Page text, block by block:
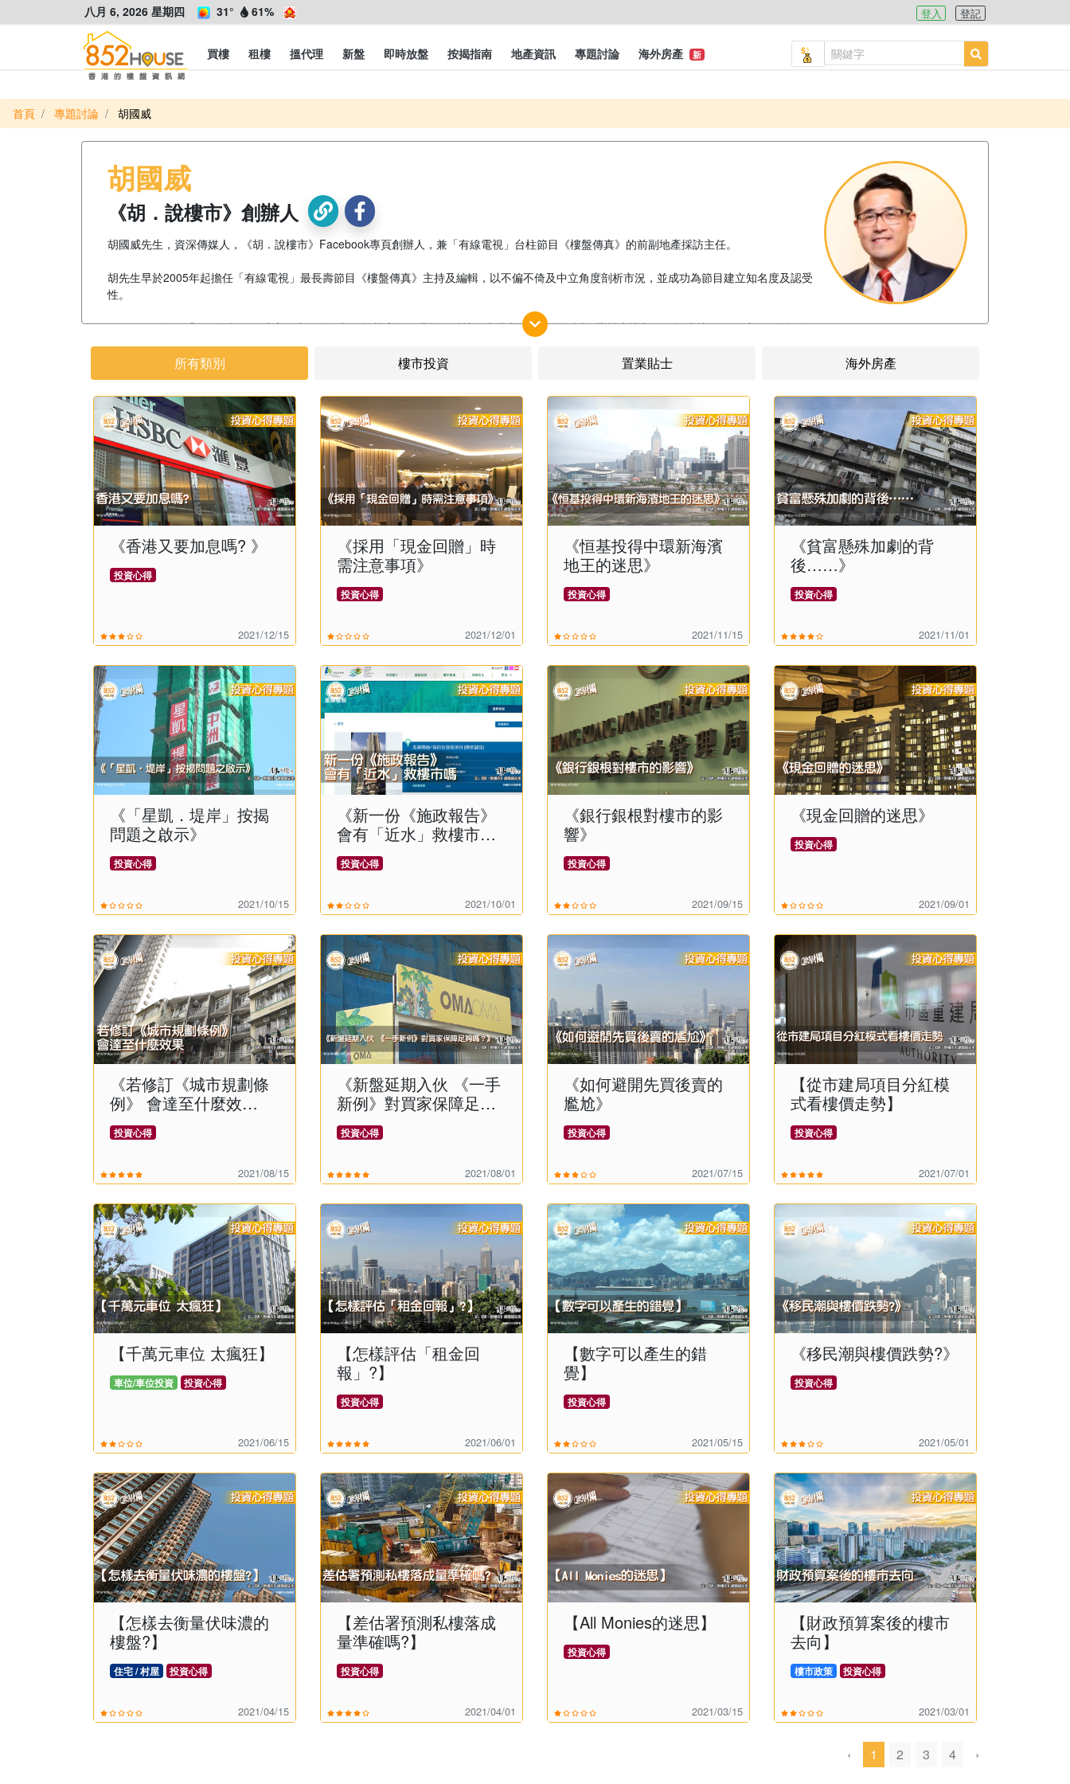
八月 6, 2026 星期四 31° 61% 登入 登記
買樓 租樓 搵代理 新盤 即時放盤 按揭指南 地產資訊 專題討論 海外房產 新
首頁 專題討論 胡國威
胡國威
《胡．說樓市》創辦人
胡國威先生，資深傳媒人，《胡．說樓市》Facebook專頁創辦人，兼「有線電視」台柱節目《樓盤傳真》的前副地產採訪主任。
胡先生早於2005年起擔任「有線電視」最長壽節目《樓盤傳真》主持及編輯，以不偏不倚及中立角度剖析市況，並成功為節目建立知名度及認受
性。
2017年9月離開「有線電視」，成立網上平台《胡．說樓市》，冀能更貼地更直接與大家一起探討各樣樓市議題；不論本地住屋，以至海外投資
等，繼續一起研究同交流！
所有類別 樓市投資 置業貼士 海外房產
《香港又要加息嗎? 》
投資心得
2021/12/15
《採用「現金回贈」時
需注意事項》
投資心得
2021/12/01
《恒基投得中環新海濱
地王的迷思》
投資心得
2021/11/15
《貧富懸殊加劇的背
後……》
投資心得
2021/11/01
《「星凱．堤岸」按揭
問題之啟示》
投資心得
2021/10/15
《新一份《施政報告》
會有「近水」救樓市
嗎﹖》
投資心得
2021/10/01
《銀行銀根對樓市的影
響》
投資心得
2021/09/15
《現金回贈的迷思》
投資心得
2021/09/01
《若修訂《城市規劃條
例》 會達至什麼效
果﹖》
投資心得
2021/08/15
《新盤延期入伙 《一手
新例》對買家保障足夠
嗎？》
投資心得
2021/08/01
《如何避開先買後賣的
尷尬》
投資心得
2021/07/15
【從市建局項目分紅模
式看樓價走勢】
投資心得
2021/07/01
【千萬元車位 太瘋狂】
車位/車位投資 投資心得
2021/06/15
【怎樣評估「租金回
報」?】
投資心得
2021/06/01
【數字可以產生的錯
覺】
投資心得
2021/05/15
《移民潮與樓價跌勢?》
投資心得
2021/05/01
【怎樣去衡量伏味濃的
樓盤?】
住宅 / 村屋 投資心得
2021/04/15
【差估署預測私樓落成
量準確嗎?】
投資心得
2021/04/01
【All Monies的迷思】
投資心得
2021/03/15
【財政預算案後的樓市
去向】
樓市政策 投資心得
2021/03/01
‹ 1 2 3 4 ›